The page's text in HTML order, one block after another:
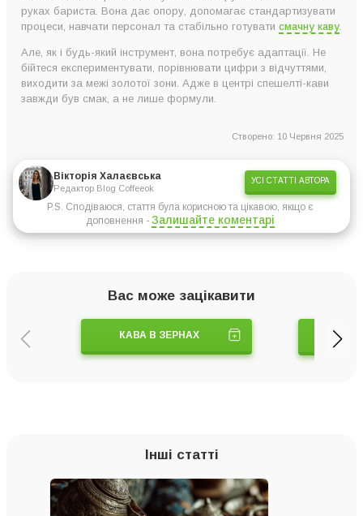
руках бариста. Вона дає опору, допомагає стандартизувати
процеси, навчати персонал та стабільно готувати смачну каву
Але, як і будь-який інструмент, вона потребує адаптації. Не
бійтеся експериментувати, порівнювати цифри з відчуттями,
виходити за межі золотої зони. Адже в центрі спешелті-кави
завжди був смак, а не лише формули.
Створено: 10 Червня 2025
Вікторія Халаєвська
Редактор Blog Coffeeok
УСІ СТАТТІ АВТОРА
P.S. Сподіваюся, стаття була корисною та цікавою, якщо є
доповнення - Залишайте коментарі
Вас може зацікавити
КАВА В ЗЕРНАХ
Інші статті